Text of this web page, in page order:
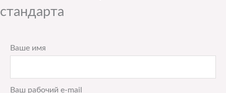
стандарта
Ваше имя
Ваш рабочий e-mail